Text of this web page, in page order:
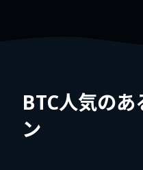
BTC人気のあ
ン